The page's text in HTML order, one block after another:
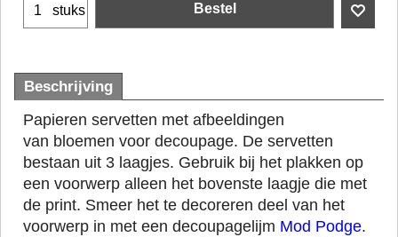
stuks Bestel
Beschrijving
Papieren servetten met afbeeldingen
van bloemen voor decoupage. De servetten
bestaan uit 3 laagjes. Gebruik bij het plakken op
een voorwerp alleen het bovenste laagje die met
de print. Smeer het te decoreren deel van het
voorwerp in met een decoupagelijm Mod Podge.